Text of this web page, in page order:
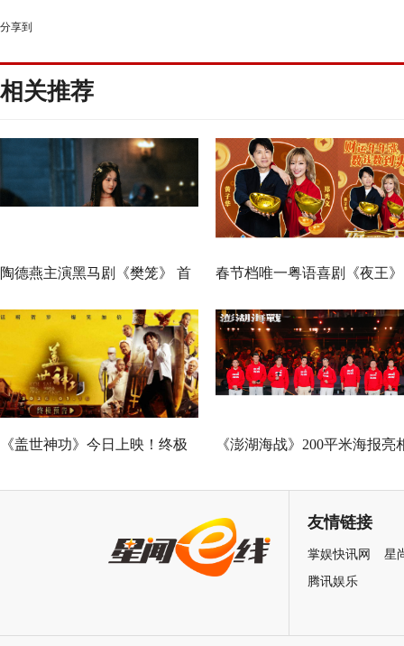
分享到
相关推荐
陶德燕主演黑马剧《樊笼》 首
演蛇蝎美人扮相惊艳
春节档唯一粤语喜剧《夜王》
广州路演 黄子华粤语“造梗
王”现场爆笑开大
《盖世神功》今日上映！终极 《澎湖海战》200平米海报亮
友情链接
掌娱快讯网
星
腾讯娱乐